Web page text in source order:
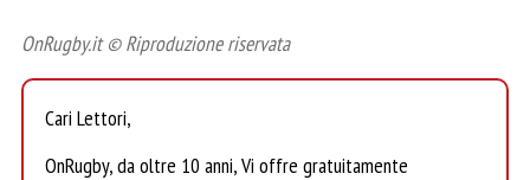
OnRugby.it © Riproduzione riservata
Cari Lettori,
OnRugby, da oltre 10 anni, Vi offre gratuitamente